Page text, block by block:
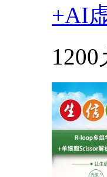
+AI
1200